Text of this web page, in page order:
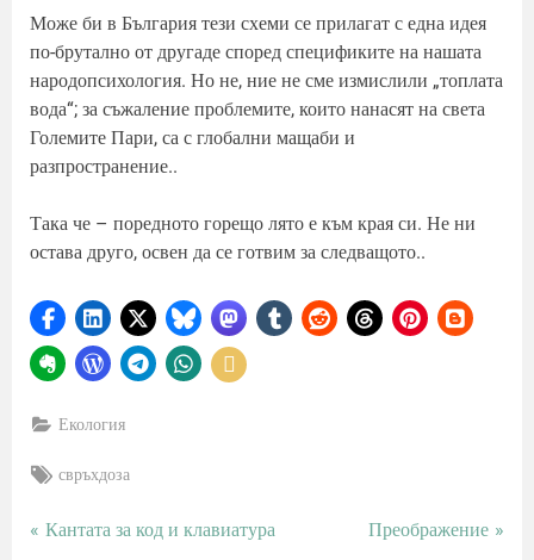
Може би в България тези схеми се прилагат с една идея
по-брутално от другаде според спецификите на нашата
народопсихология. Но не, ние не сме измислили „топлата
вода“; за съжаление проблемите, които нанасят на света
Големите Пари, са с глобални мащаби и
разпространение..
Така че – поредното горещо лято е към края си. Не ни
остава друго, освен да се готвим за следващото..
Екология
Tags:
свръхдоза
Навигация
P
Кантата за код и клавиатура
N
Преображение